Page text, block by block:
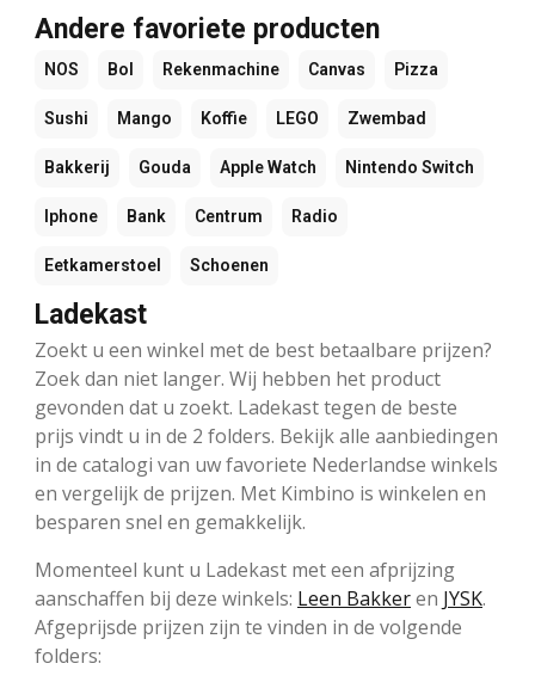
Andere favoriete producten
NOS Bol Rekenmachine Canvas Pizza
Sushi Mango Koffie LEGO Zwembad
Bakkerij Gouda Apple Watch Nintendo Switch
Iphone Bank Centrum Radio
Eetkamerstoel Schoenen
Ladekast
Zoekt u een winkel met de best betaalbare prijzen?
Zoek dan niet langer. Wij hebben het product
gevonden dat u zoekt. Ladekast tegen de beste
prijs vindt u in de 2 folders. Bekijk alle aanbiedingen
in de catalogi van uw favoriete Nederlandse winkels
en vergelijk de prijzen. Met Kimbino is winkelen en
besparen snel en gemakkelijk.
Momenteel kunt u Ladekast met een afprijzing
aanschaffen bij deze winkels: Leen Bakkeren JYSK.
Afgeprijsde prijzen zijn te vinden in de volgende
folders: